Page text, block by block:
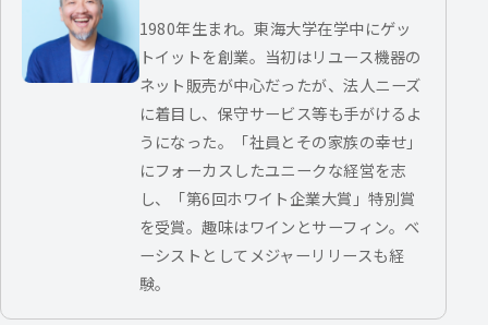
1980年生まれ。東海大学在学中にゲッ
トイットを創業。当初はリユース機器の
ネット販売が中心だったが、法人ニーズ
に着目し、保守サービス等も手がけるよ
うになった。「社員とその家族の幸せ」
にフォーカスしたユニークな経営を志
し、「第6回ホワイト企業大賞」特別賞
を受賞。趣味はワインとサーフィン。ベ
ーシストとしてメジャーリリースも経
験。